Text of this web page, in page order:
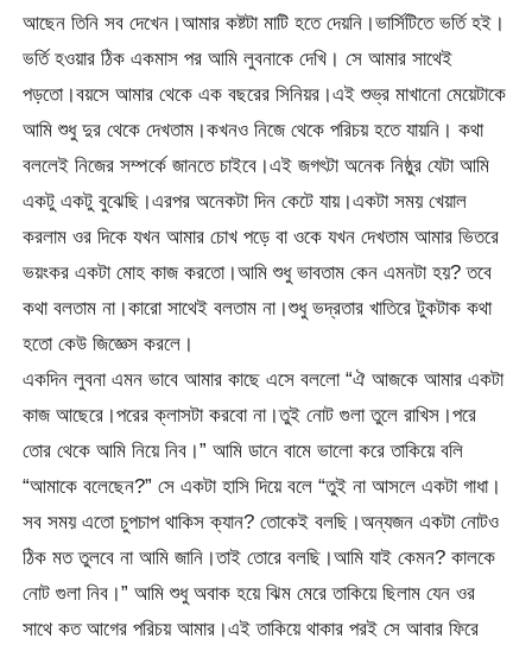
আছেন তিনি সব দেখেন।আমার কষ্টটা মাটি হতে দেয়নি।ভার্সিটিতে ভর্তি হই।
ভর্তি হওয়ার ঠিক একমাস পর আমি লুবনাকে দেখি। সে আমার সাথেই
পড়তো।বয়সে আমার থেকে এক বছরের সিনিয়র।এই শুভ্র মাখানো মেয়েটাকে
আমি শুধু দুর থেকে দেখতাম।কখনও নিজে থেকে পরিচয় হতে যায়নি। কথা
বললেই নিজের সম্পর্কে জানতে চাইবে।এই জগৎটা অনেক নিষ্ঠুর যেটা আমি
একটু একটু বুঝেছি।এরপর অনেকটা দিন কেটে যায়।একটা সময় খেয়াল
করলাম ওর দিকে যখন আমার চোখ পড়ে বা ওকে যখন দেখতাম আমার ভিতরে
ভয়ংকর একটা মোহ কাজ করতো।আমি শুধু ভাবতাম কেন এমনটা হয়? তবে
কথা বলতাম না।কারো সাথেই বলতাম না।শুধু ভদ্রতার খাতিরে টুকটাক কথা
হতো কেউ জিজ্ঞেস করলে।
একদিন লুবনা এমন ভাবে আমার কাছে এসে বললো “ঐ আজকে আমার একটা
কাজ আছেরে।পরের ক্লাসটা করবো না।তুই নোট গুলা তুলে রাখিস।পরে
তোর থেকে আমি নিয়ে নিব।” আমি ডানে বামে ভালো করে তাকিয়ে বলি
“আমাকে বলেছেন?” সে একটা হাসি দিয়ে বলে “তুই না আসলে একটা গাধা।
সব সময় এতো চুপচাপ থাকিস ক্যান? তোকেই বলছি।অন্যজন একটা নোটও
ঠিক মত তুলবে না আমি জানি।তাই তোরে বলছি।আমি যাই কেমন? কালকে
নোট গুলা নিব।” আমি শুধু অবাক হয়ে ঝিম মেরে তাকিয়ে ছিলাম যেন ওর
সাথে কত আগের পরিচয় আমার।এই তাকিয়ে থাকার পরই সে আবার ফিরে